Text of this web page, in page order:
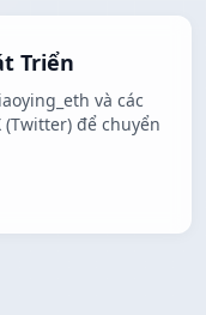
Triển
và các
để chuyển